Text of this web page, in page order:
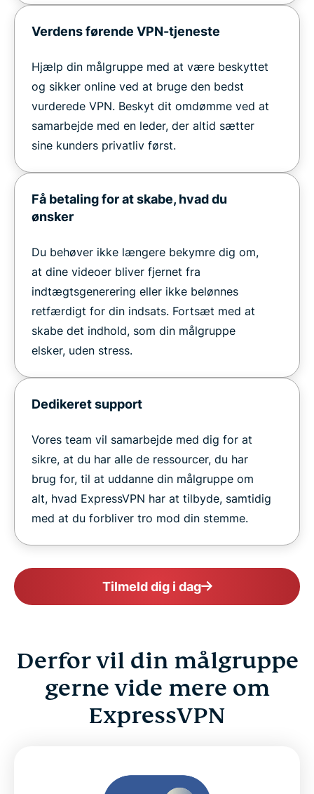
Verdens førende VPN-tjeneste
Hjælp din målgruppe med at være beskyttet
og sikker online ved at bruge den bedst
vurderede VPN. Beskyt dit omdømme ved at
samarbejde med en leder, der altid sætter
sine kunders privatliv først.
Få betaling for at skabe, hvad du
ønsker
Du behøver ikke længere bekymre dig om,
at dine videoer bliver fjernet fra
indtægtsgenerering eller ikke belønnes
retfærdigt for din indsats. Fortsæt med at
skabe det indhold, som din målgruppe
elsker, uden stress.
Dedikeret support
Vores team vil samarbejde med dig for at
sikre, at du har alle de ressourcer, du har
brug for, til at uddanne din målgruppe om
alt, hvad ExpressVPN har at tilbyde, samtidig
med at du forbliver tro mod din stemme.
Tilmeld dig i dag
Derfor vil din målgruppe
gerne vide mere om
ExpressVPN